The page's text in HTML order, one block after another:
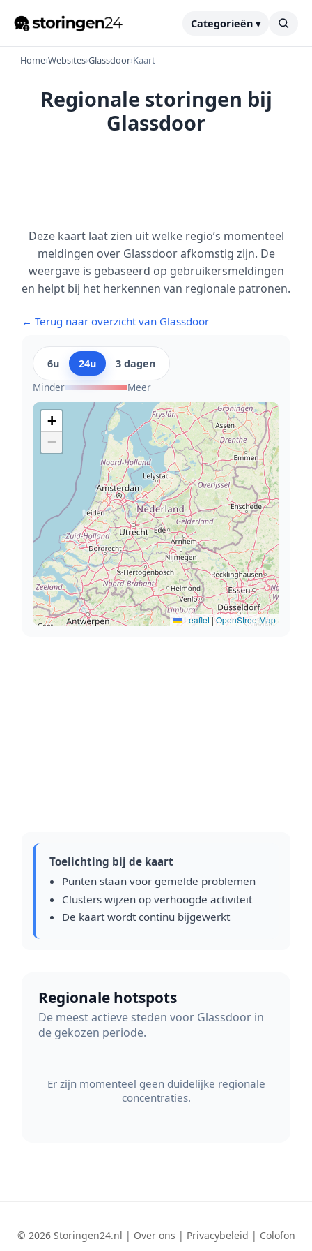
Categorieën ▾
Home›Websites›Glassdoor›Kaart
Regionale storingen bij
Glassdoor
Deze kaart laat zien uit welke regio’s momenteel
meldingen over Glassdoor afkomstig zijn. De
weergave is gebaseerd op gebruikersmeldingen
en helpt bij het herkennen van regionale patronen.
← Terug naar overzicht van Glassdoor
6u 24u
3 dagen
Minder
Meer
+
−
Leaflet|OpenStreetMap
Toelichting bij de kaart
Punten staan voor gemelde problemen
Clusters wijzen op verhoogde activiteit
De kaart wordt continu bijgewerkt
Regionale hotspots
De meest actieve steden voor Glassdoor in
de gekozen periode.
Er zijn momenteel geen duidelijke regionale
concentraties.
© 2026 Storingen24.nl | Over ons | Privacybeleid | Colofon